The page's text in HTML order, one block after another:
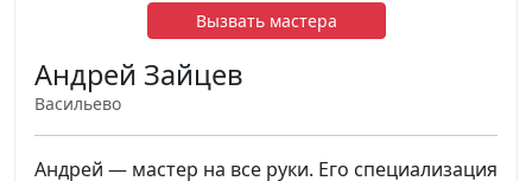
Вызвать мастера
Андрей Зайцев
Васильево
Андрей — мастер на все руки. Его специализация